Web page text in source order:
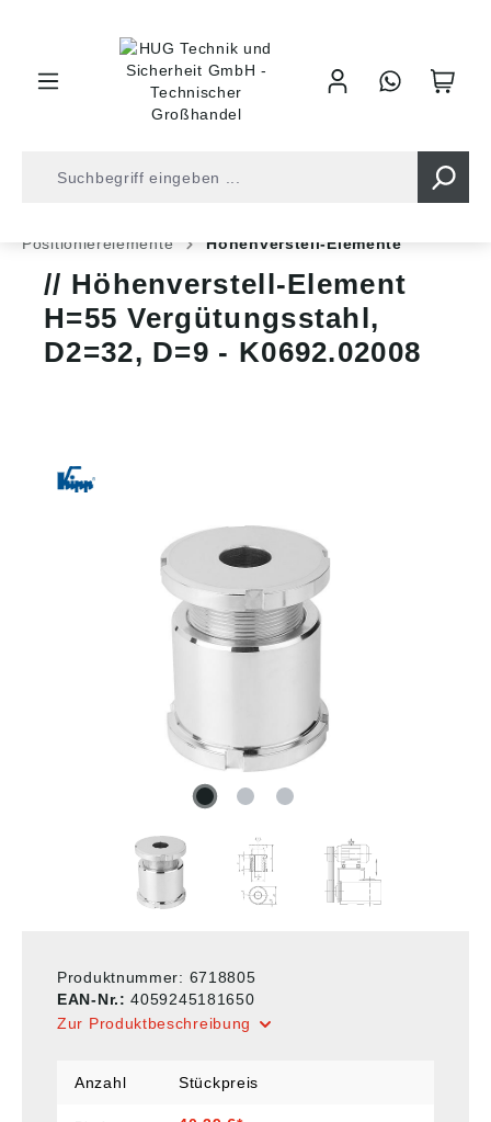
Positionierelemente
Höhenverstell-Elemente
Höhenverstell-Element
H=55 Vergütungsstahl,
D2=32, D=9 - K0692.02008
Produktnummer: 6718805
EAN-Nr.:4059245181650
Zur Produktbeschreibung
Anzahl Stückpreis